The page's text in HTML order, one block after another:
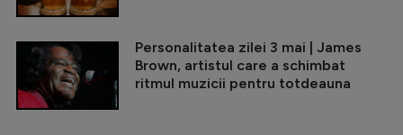
Personalitatea zilei 3 mai | James
Brown, artistul care a schimbat
ritmul muzicii pentru totdeauna